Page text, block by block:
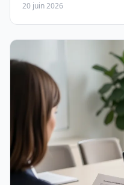
20 juin 2026